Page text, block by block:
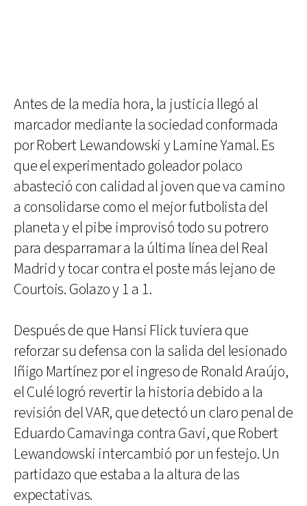
Antes de la media hora, la justicia llegó al
marcador mediante la sociedad conformada
por Robert Lewandowski y Lamine Yamal. Es
que el experimentado goleador polaco
abasteció con calidad al joven que va camino
a consolidarse como el mejor futbolista del
planeta y el pibe improvisó todo su potrero
para desparramar a la última línea del Real
Madrid y tocar contra el poste más lejano de
Courtois. Golazo y 1 a 1.
Después de que Hansi Flick tuviera que
reforzar su defensa con la salida del lesionado
Iñigo Martínez por el ingreso de Ronald Araújo,
el Culé logró revertir la historia debido a la
revisión del VAR, que detectó un claro penal de
Eduardo Camavinga contra Gavi, que Robert
Lewandowski intercambió por un festejo. Un
partidazo que estaba a la altura de las
expectativas.